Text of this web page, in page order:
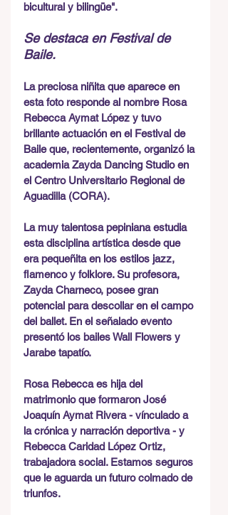
bicultural y bilingüe".
Se destaca en Festival de
Baile.
La preciosa niñita que aparece en
esta foto responde al nombre Rosa
Rebecca Aymat López y tuvo
brillante actuación en el Festival de
Baile que, recientemente, organizó la
academia Zayda Dancing Studio en
el Centro Universitario Regional de
Aguadilla (CORA).
La muy talentosa pepiniana estudia
esta disciplina artística desde que
era pequeñita en los estilos jazz,
flamenco y folklore. Su profesora,
Zayda Charneco, posee gran
potencial para descollar en el campo
del ballet. En el señalado evento
presentó los bailes Wall Flowers y
Jarabe tapatío.
Rosa Rebecca es hija del
matrimonio que formaron José
Joaquín Aymat Rivera - vínculado a
la crónica y narración deportiva - y
Rebecca Caridad López Ortiz,
trabajadora social. Estamos seguros
que le aguarda un futuro colmado de
triunfos.